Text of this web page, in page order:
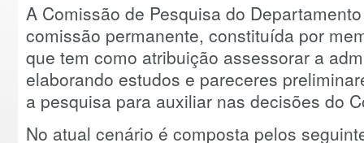
A Comissão de Pesquisa do
comissão permanente, constituída por
que tem como atribuição assessorar a
elaborando estudos e pareceres
a pesquisa para auxiliar nas decisões do
No atual cenário é composta pelos